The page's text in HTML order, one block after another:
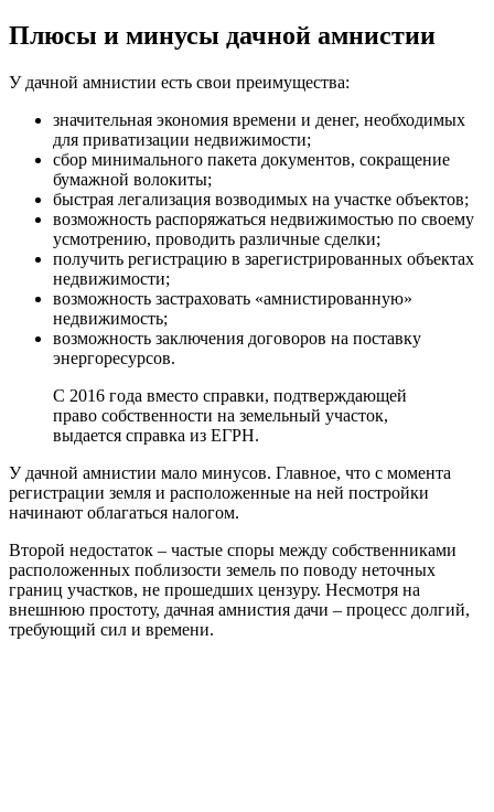
Плюсы и минусы дачной амнистии
У дачной амнистии есть свои преимущества:
значительная экономия времени и денег, необходимых
для приватизации недвижимости;
сбор минимального пакета документов, сокращение
бумажной волокиты;
быстрая легализация возводимых на участке объектов;
возможность распоряжаться недвижимостью по своему
усмотрению, проводить различные сделки;
получить регистрацию в зарегистрированных объектах
недвижимости;
возможность застраховать «амнистированную»
недвижимость;
возможность заключения договоров на поставку
энергоресурсов.
С 2016 года вместо справки, подтверждающей
право собственности на земельный участок,
выдается справка из ЕГРН.
У дачной амнистии мало минусов. Главное, что с момента
регистрации земля и расположенные на ней постройки
начинают облагаться налогом.
Второй недостаток – частые споры между собственниками
расположенных поблизости земель по поводу неточных
границ участков, не прошедших цензуру. Несмотря на
внешнюю простоту, дачная амнистия дачи – процесс долгий,
требующий сил и времени.